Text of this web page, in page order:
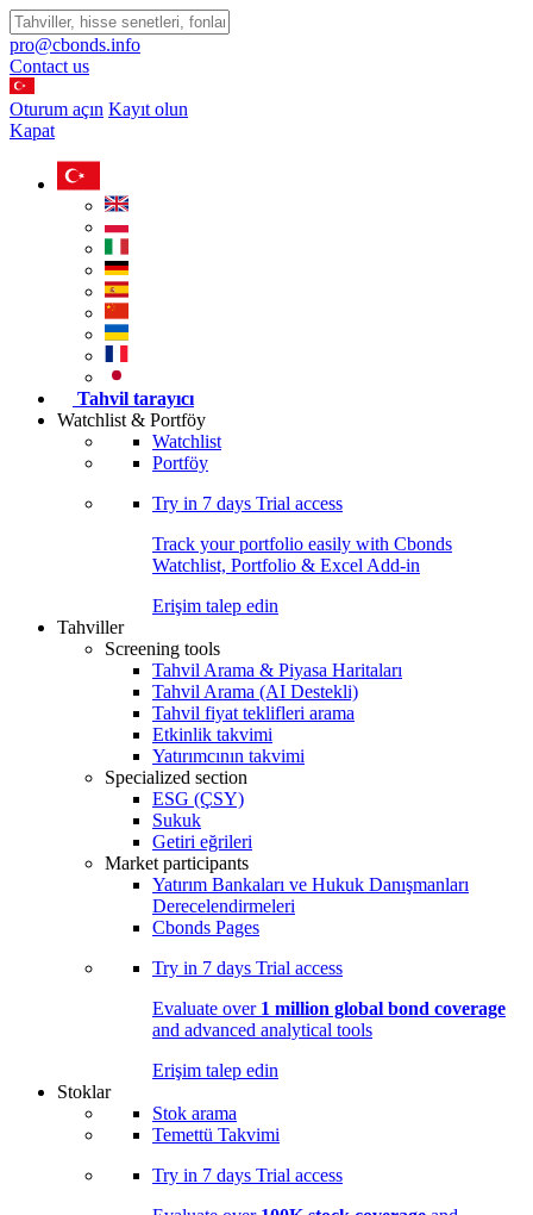
pro@cbonds.info
Contact us
Oturum açın Kayıt olun
Kapat
Tahvil tarayıcı
Watchlist & Portföy
Watchlist
Portföy
Try in 7 days Trial access
Track your portfolio easily with Cbonds
Watchlist, Portfolio & Excel Add-in
Erişim talep edin
Tahviller
Screening tools
Tahvil Arama & Piyasa Haritaları
Tahvil Arama (AI Destekli)
Tahvil fiyat teklifleri arama
Etkinlik takvimi
Yatırımcının takvimi
Specialized section
ESG (ÇSY)
Sukuk
Getiri eğrileri
Market participants
Yatırım Bankaları ve Hukuk Danışmanları
Derecelendirmeleri
Cbonds Pages
Try in 7 days Trial access
Evaluate over 1 million global bond coverage
and advanced analytical tools
Erişim talep edin
Stoklar
Stok arama
Temettü Takvimi
Try in 7 days Trial access